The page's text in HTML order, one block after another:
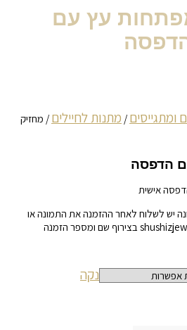
עץ עם
ומתגייסים / מתנות לחיילים / מחזיק
הדפסה
אישית
יש לשלוח לאחר ההזמנה את התמונה או
נקה